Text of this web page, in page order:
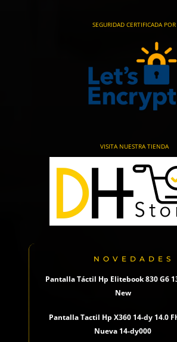
SEGURIDAD CERTIFICADA POR
VISITA NUESTRA TIENDA
NOVEDADES
Pantalla Táctil Hp Elitebook 830 G6
New
Pantalla Tactil Hp X360 14-dy 14.0
Nueva 14-dy000